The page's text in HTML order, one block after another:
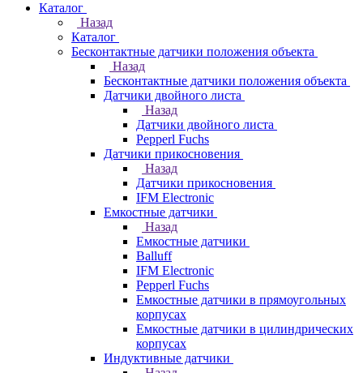
Каталог
Назад
Каталог
Бесконтактные датчики положения объекта
Назад
Бесконтактные датчики положения объекта
Датчики двойного листа
Назад
Датчики двойного листа
Pepperl Fuchs
Датчики прикосновения
Назад
Датчики прикосновения
IFM Electronic
Емкостные датчики
Назад
Емкостные датчики
Balluff
IFM Electronic
Pepperl Fuchs
Емкостные датчики в прямоугольных
корпусах
Емкостные датчики в цилиндрических
корпусах
Индуктивные датчики